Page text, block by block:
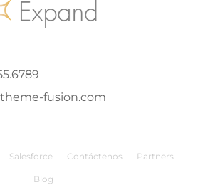
fusion.com
Salesforce Contáctenos Partners
Blog